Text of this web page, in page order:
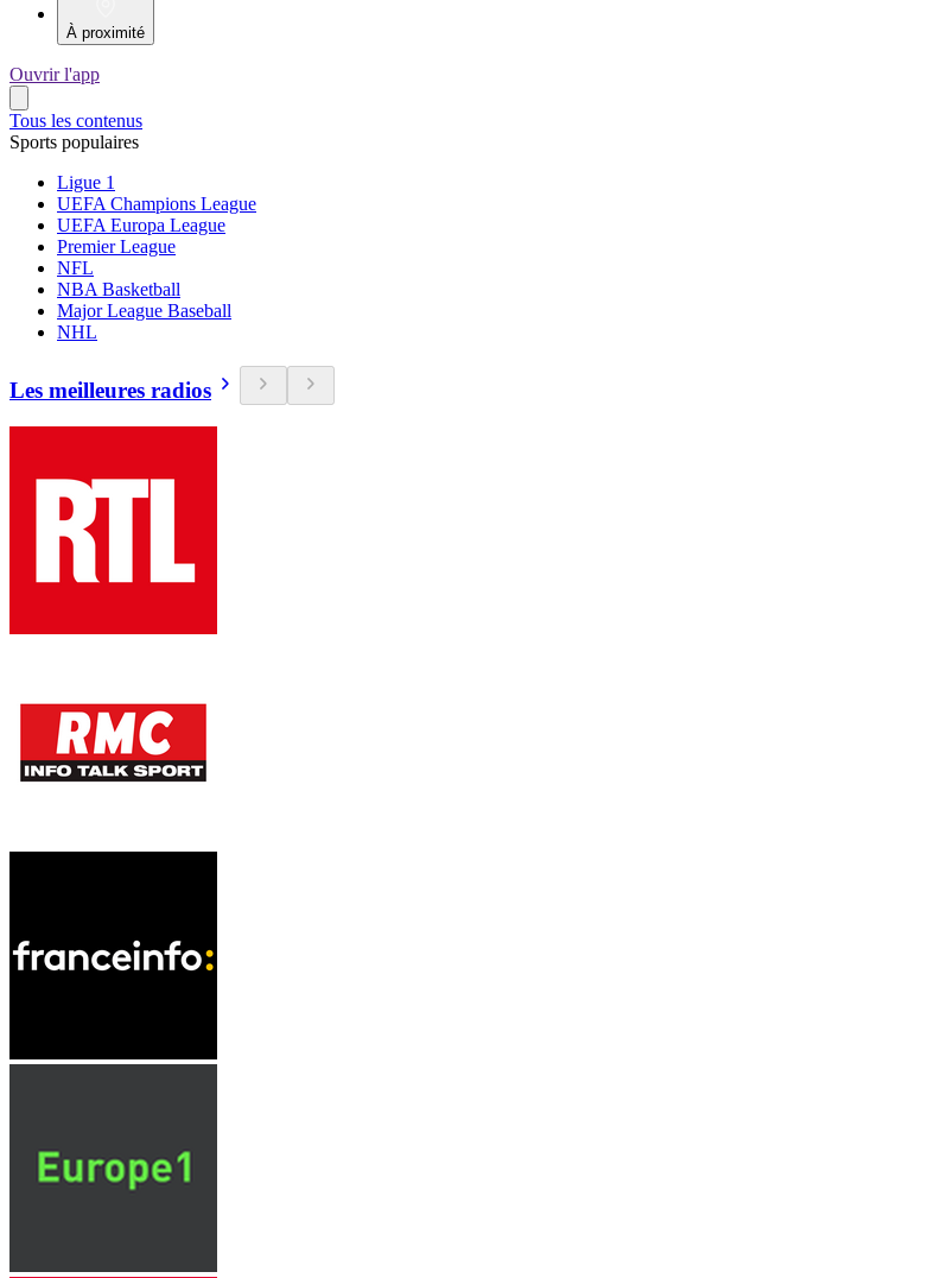
À proximité
Ouvrir l'app
Tous les contenus
Sports populaires
Ligue 1
UEFA Champions League
UEFA Europa League
Premier League
NFL
NBA Basketball
Major League Baseball
NHL
Les meilleures radios